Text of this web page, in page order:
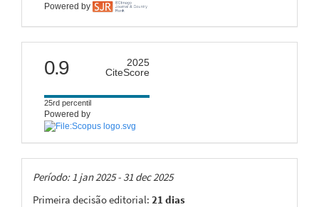
Powered by
citescore
0.9
2025
CiteScore
25rd percentil
Powered by
Taxas
Período: 1 jan 2025 - 31 dec 2025
Primeira decisão editorial: 21 dias